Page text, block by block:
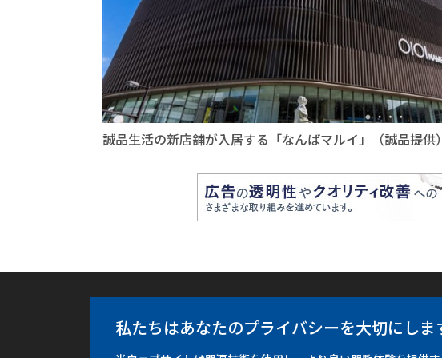
誠品生活の新店舗が入居する「なんばマルイ」（誠品提供）
有料購読
私たちはあなたのプライバシーを大切にしま